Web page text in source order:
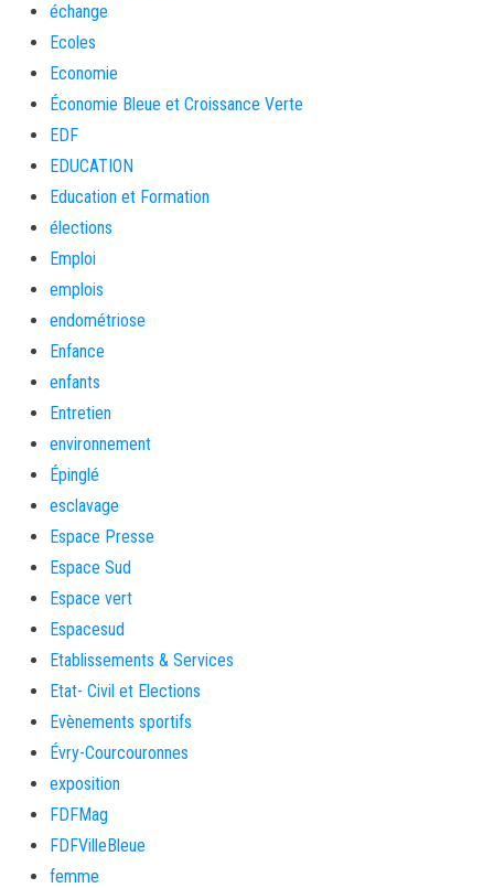
échange
Ecoles
Economie
Économie Bleue et Croissance Verte
EDF
EDUCATION
Education et Formation
élections
Emploi
emplois
endométriose
Enfance
enfants
Entretien
environnement
Épinglé
esclavage
Espace Presse
Espace Sud
Espace vert
Espacesud
Etablissements & Services
Etat- Civil et Elections
Evènements sportifs
Évry-Courcouronnes
exposition
FDFMag
FDFVilleBleue
femme